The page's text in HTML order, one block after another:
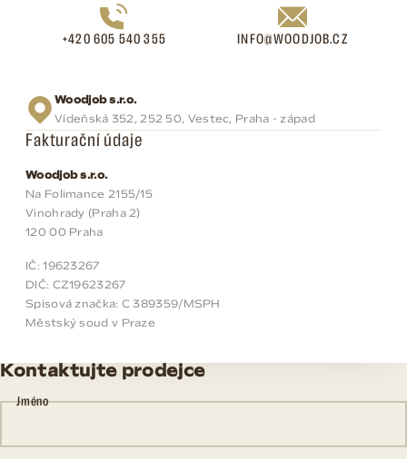
+420 605 540 355 INFO@WOODJOB.CZ
Woodjob s.r.o.
Vídeňská 352, 252 50, Vestec, Praha - západ
Fakturační údaje
Woodjob s.r.o.
Na Folimance 2155/15
Vinohrady (Praha 2)
120 00 Praha
IČ: 19623267
DIČ: CZ19623267
Spisová značka: C 389359/MSPH
Městský soud v Praze
Kontaktujte prodejce
Jméno